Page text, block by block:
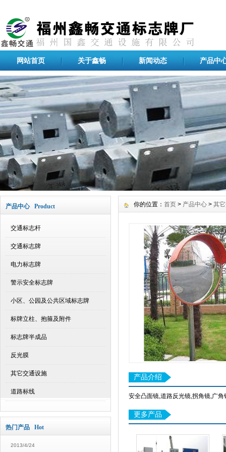
网站首页 关于鑫畅 新闻动态 产品中
产品中心 Product
交通标志杆
交通标志牌
电力标志牌
警示安全标志牌
小区、公园及公共区域标志牌
标牌立柱、抱箍及附件
标志牌半成品
反光膜
其它交通设施
道路标线
热门产品 Hot
2013/4/24
你的位置： 首页 > 产品中心 > 其
产品介绍
安全凸面镜,道路反光镜,拐角镜,广角
更多产品